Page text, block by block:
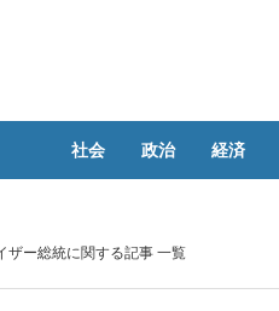
社会 政治 経済
ザー総統に関する記事 一覧